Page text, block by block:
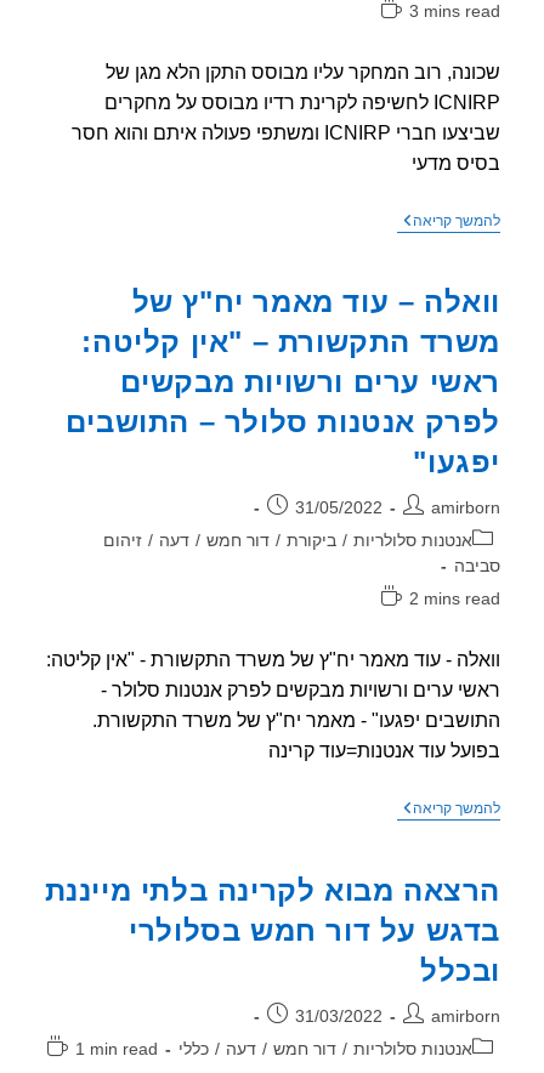
3 mins
רוב המחקר עליו מבוסס התקן הלא מגן של
ICNIRP לחשיפה לקרינת רדיו מבוסס על מחקרים
שביצעו חברי ICNIRP ומשתפי פעולה איתם והוא חסר
מדעי
קריאהICNIRP
"הונאה"
– עוד מאמר יח"ץ של
התקשורת – "אין קליטה:
ערים ורשויות מבקשים
אנטנות סלולר – התושבים
פורסם:
31/05/2022
אנטנות סלולריות / ביקורת / דור חמש / דעה / זיהום
2 mins
- עוד מאמר יח"ץ של משרד התקשורת - "אין קליטה:
ערים ורשויות מבקשים לפרק אנטנות סלולר -
יפגעו" - מאמר יח"ץ של משרד התקשורת.
עוד אנטנות=עוד קרינה
קריאהוואלה
יח"ץ
של
משרד
התקשורת
–
"אין
ראשי
ערים
ורשויות
מבוא לקרינה בלתי מייננת
על דור חמש בסלולרי
פורסם:
31/03/2022
אנטנות סלולריות / דור חמש / דעה / כללי
זמן
1 min read